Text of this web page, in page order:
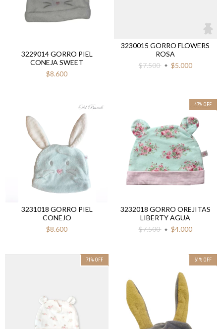
3229014 GORRO PIEL
CONEJA SWEET
$8.600
3230015 GORRO FLOWERS
ROSA
$7.500
$5.000
3231018 GORRO PIEL
CONEJO
$8.600
47% OFF
3232018 GORRO OREJITAS
LIBERTY AGUA
$7.500
$4.000
71 % OFF 61 % OFF